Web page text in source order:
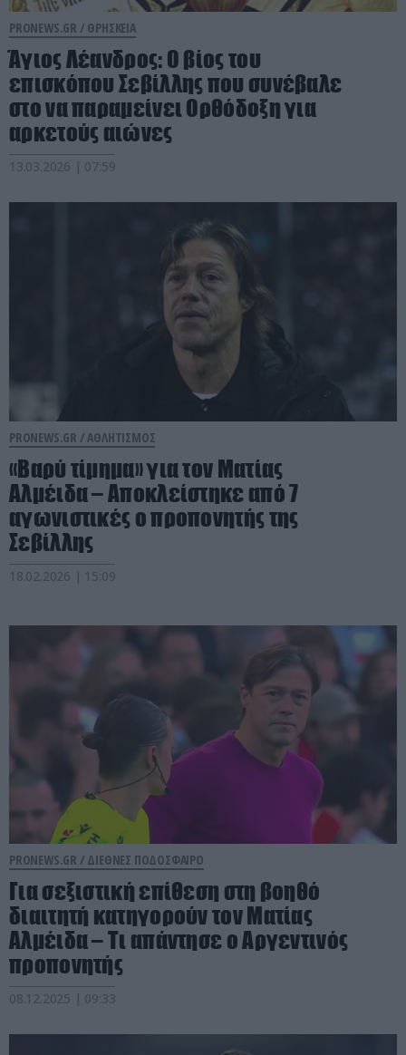
PRONEWS.GR / ΘΡΗΣΚΕΙΑ
Άγιος Λέανδρος: Ο βίος του
επισκόπου Σεβίλλης που συνέβαλε
στο να παραμείνει Ορθόδοξη για
αρκετούς αιώνες
13.03.2026 | 07:59
PRONEWS.GR / ΑΘΛΗΤΙΣΜΟΣ
«Βαρύ τίμημα» για τον Ματίας
Αλμέιδα – Αποκλείστηκε από 7
αγωνιστικές ο προπονητής της
Σεβίλλης
18.02.2026 | 15:09
PRONEWS.GR / ΔΙΕΘΝΕΣ ΠΟΔΟΣΦΑΙΡΟ
Για σεξιστική επίθεση στη βοηθό
διαιτητή κατηγορούν τον Ματίας
Αλμέιδα – Τι απάντησε ο Αργεντινός
προπονητής
08.12.2025 | 09:33